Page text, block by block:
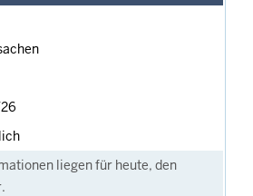
liegen für heute, den